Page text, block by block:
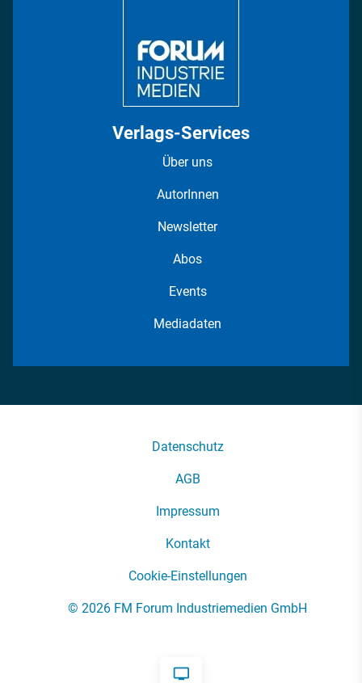
Verlags-Services
Über uns
AutorInnen
Newsletter
Abos
Events
Mediadaten
Datenschutz
AGB
Impressum
Kontakt
Cookie-Einstellungen
© 2026 FM Forum Industriemedien GmbH